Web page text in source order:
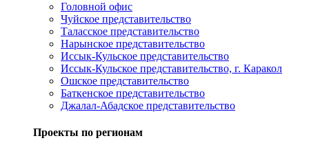
Головной офис
Чуйское представительство
Таласское представительство
Нарынское представительство
Иссык-Кульское представительство
Иссык-Кульское представительство, г. Каракол
Ошское представительство
Баткенское представительство
Джалал-Абадское представительство
Проекты по регионам